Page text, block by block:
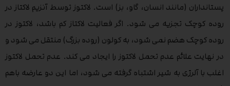
پستانداران (مانند انسان، گاو، بز) است. لاکتوز توسط آنزیم لاکتاز در
روده کوچک تجزیه می شود. اگر فعالیت لاکتاز کم باشد، لاکتوز در
روده کوچک هضم نمی شود، به کولون (روده بزرگ) منتقل می شود و
در نهایت علائم عدم تحمل لاکتوز را ایجاد می کند. عدم تحمل لاکتوز
اغلب با آلرژی به شیر اشتباه گرفته می شود، اما این دو عارضه باهم